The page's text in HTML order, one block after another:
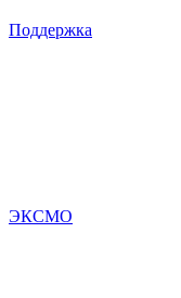
Поддержка
ЭКСМО